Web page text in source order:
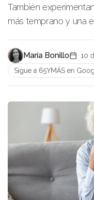
También
más temprano y una
María Bonillo
10
Sigue a 65YMÁS en